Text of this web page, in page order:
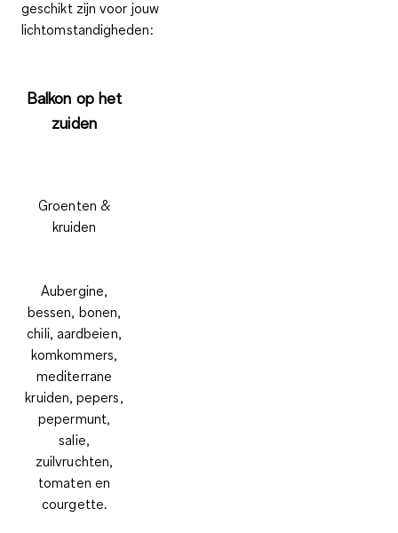
geschikt zijn voor jouw
lichtomstandigheden:
Balkon op het
zuiden
Groenten &
kruiden
Aubergine,
bessen, bonen,
chili, aardbeien,
komkommers,
mediterrane
kruiden, pepers,
pepermunt,
salie,
zuilvruchten,
tomaten en
courgette.